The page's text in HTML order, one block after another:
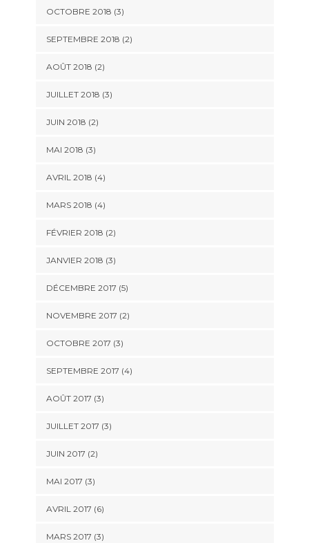
OCTOBRE 2018 (3)
SEPTEMBRE 2018 (2)
AOÛT 2018 (2)
JUILLET 2018 (3)
JUIN 2018 (2)
MAI 2018 (3)
AVRIL 2018 (4)
MARS 2018 (4)
FÉVRIER 2018 (2)
JANVIER 2018 (3)
DÉCEMBRE 2017 (5)
NOVEMBRE 2017 (2)
OCTOBRE 2017 (3)
SEPTEMBRE 2017 (4)
AOÛT 2017 (3)
JUILLET 2017 (3)
JUIN 2017 (2)
MAI 2017 (3)
AVRIL 2017 (6)
MARS 2017 (3)